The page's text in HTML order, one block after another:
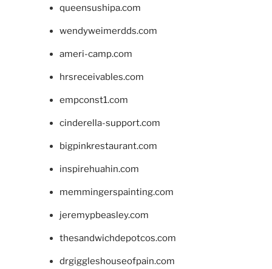
queensushipa.com
wendyweimerdds.com
ameri-camp.com
hrsreceivables.com
empconst1.com
cinderella-support.com
bigpinkrestaurant.com
inspirehuahin.com
memmingerspainting.com
jeremypbeasley.com
thesandwichdepotcos.com
drgiggleshouseofpain.com